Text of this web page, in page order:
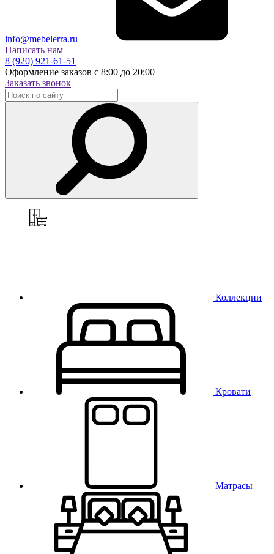
info@mebelerra.ru
Написать нам
8 (920) 921-61-51
Оформление заказов с 8:00 до 20:00
Заказать звонок
Коллекции
Кровати
Матрасы